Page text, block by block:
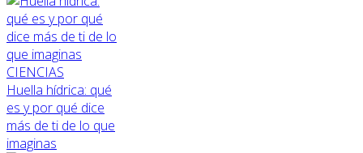
CIENCIAS
Huella hídrica: qué
es y por qué dice
más de ti de lo que
imaginas